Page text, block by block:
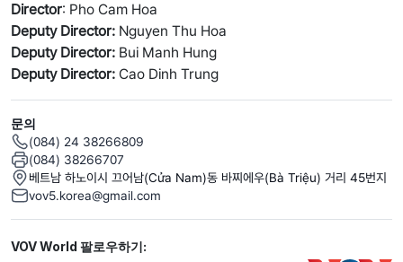
Director: Pho Cam Hoa
Deputy Director: Nguyen Thu Hoa
Deputy Director: Bui Manh Hung
Deputy Director: Cao Dinh Trung
문의
(084) 24 38266809
(084) 38266707
베트남 하노이시 끄어남(Cửa Nam)동 바찌에우(Bà Triệu) 거리 45번지
vov5.korea@gmail.com
Mạng xã hội
VOV World 팔로우하기: